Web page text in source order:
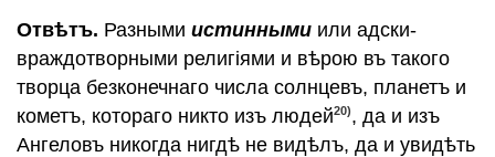
Отвѣтъ. Разными истинными или адски-
враждотворными религiями и вѣрою въ такого
творца безконечнаго числа солнцевъ, планетъ и
кометъ, котораго никто изъ людей20), да и изъ
Ангеловъ никогда нигдѣ не видѣлъ, да и увидѣть